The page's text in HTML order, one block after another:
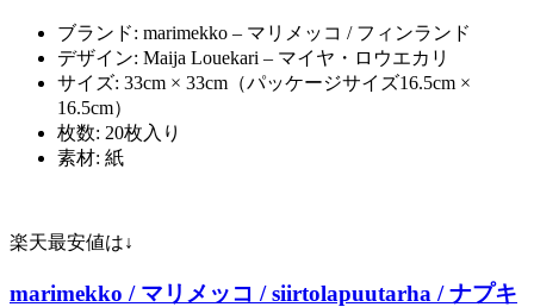
ブランド: marimekko – マリメッコ / フィンランド
デザイン: Maija Louekari – マイヤ・ロウエカリ
サイズ: 33cm × 33cm（パッケージサイズ16.5cm ×
16.5cm）
枚数: 20枚入り
素材: 紙
楽天最安値は↓
marimekko / マリメッコ / siirtolapuutarha / ナプキ